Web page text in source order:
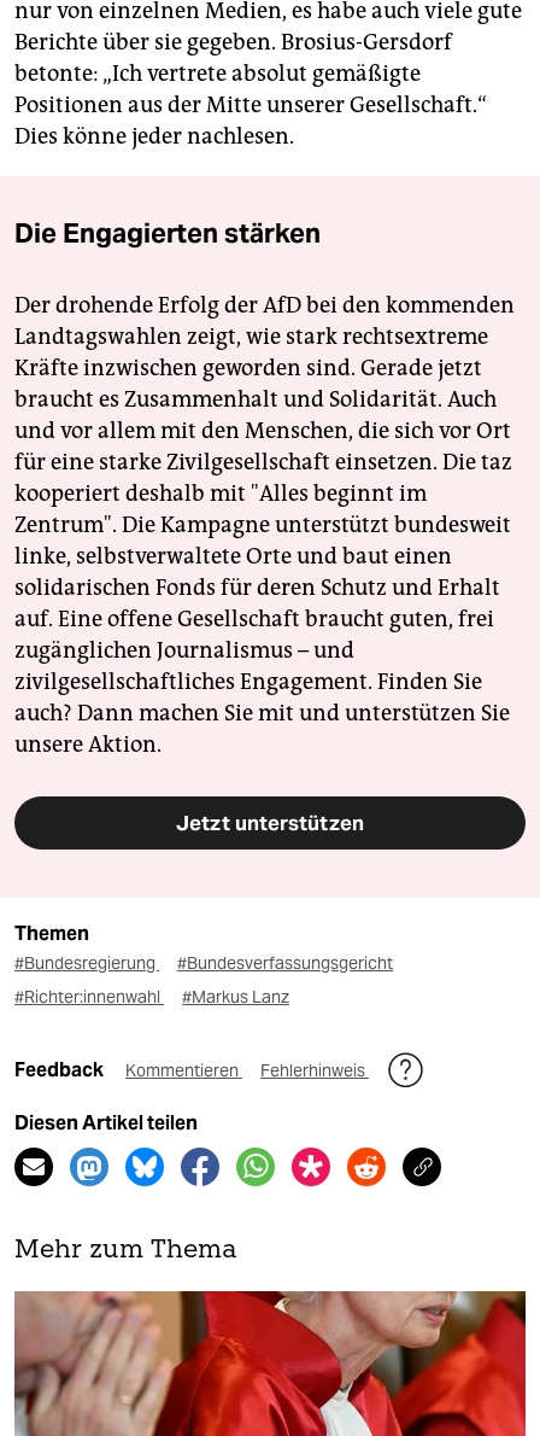
nur von einzelnen Medien, es habe auch viele gute
Berichte über sie gegeben. Brosius-Gersdorf
betonte: „Ich vertrete absolut gemäßigte
Positionen aus der Mitte unserer Gesellschaft.“
Dies könne jeder nachlesen.
Die Engagierten stärken
Der drohende Erfolg der AfD bei den kommenden
Landtagswahlen zeigt, wie stark rechtsextreme
Kräfte inzwischen geworden sind. Gerade jetzt
braucht es Zusammenhalt und Solidarität. Auch
und vor allem mit den Menschen, die sich vor Ort
für eine starke Zivilgesellschaft einsetzen. Die taz
kooperiert deshalb mit "Alles beginnt im
Zentrum". Die Kampagne unterstützt bundesweit
linke, selbstverwaltete Orte und baut einen
solidarischen Fonds für deren Schutz und Erhalt
auf. Eine offene Gesellschaft braucht guten, frei
zugänglichen Journalismus – und
zivilgesellschaftliches Engagement. Finden Sie
auch? Dann machen Sie mit und unterstützen Sie
unsere Aktion.
Jetzt unterstützen
Themen
#Bundesregierung
#Bundesverfassungsgericht
#Richter:innenwahl
#Markus Lanz
Feedback Kommentieren Fehlerhinweis
Diesen Artikel teilen
Mehr zum Thema